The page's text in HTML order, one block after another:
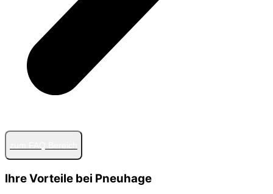
Ihre Vorteile bei Pneuhage